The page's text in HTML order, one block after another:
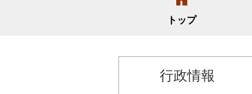
トップ
行政情報